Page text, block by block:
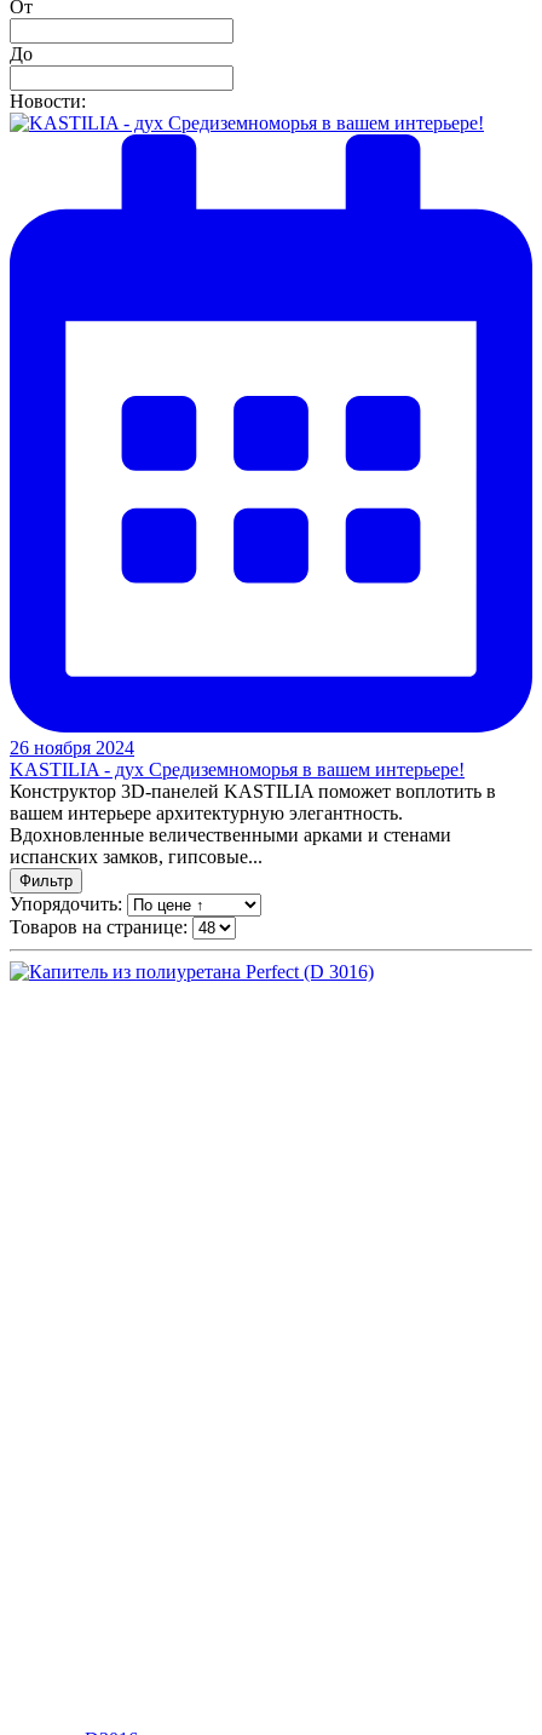
От
До
Новости:
26 ноября 2024
KASTILIA - дух Средиземноморья в вашем интерьере!
Конструктор 3D-панелей KASTILIA поможет воплотить в
вашем интерьере архитектурную элегантность.
Вдохновленные величественными арками и стенами
испанских замков, гипсовые...
Фильтр
Упорядочить:
Товаров на странице: